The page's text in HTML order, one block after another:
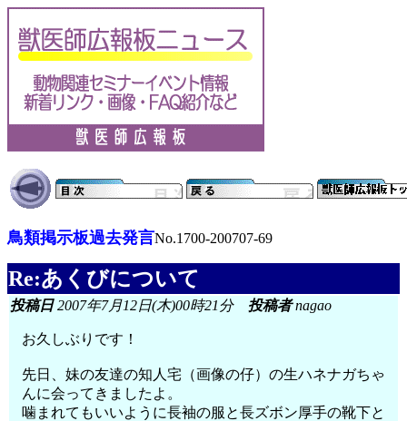
鳥類掲示板過去発言No.1700-200707-69
Re:あくびについて
投稿日2007年7月12日(木)00時21分 投稿者nagao
お久しぶりです！
先日、妹の友達の知人宅（画像の仔）の生ハネナガちゃ
んに会ってきましたよ。
噛まれてもいいように長袖の服と長ズボン厚手の靴下と